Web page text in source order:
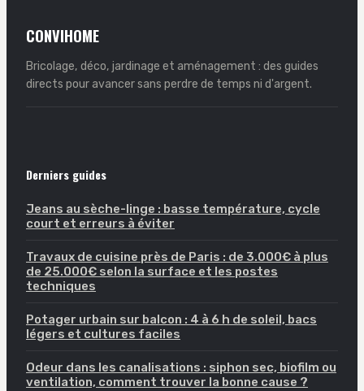
CONVIHOME
Bricolage, déco, jardinage et aménagement : des guides
directs pour avancer sans perdre de temps ni d'argent.
Derniers guides
Jeans au sèche-linge : basse température, cycle
court et erreurs à éviter
Travaux de cuisine près de Paris : de 3.000€ à plus
de 25.000€ selon la surface et les postes
techniques
Potager urbain sur balcon : 4 à 6 h de soleil, bacs
légers et cultures faciles
Odeur dans les canalisations : siphon sec, biofilm ou
ventilation, comment trouver la bonne cause ?